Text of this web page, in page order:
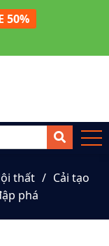
50%
thất
Cải tạo
phá